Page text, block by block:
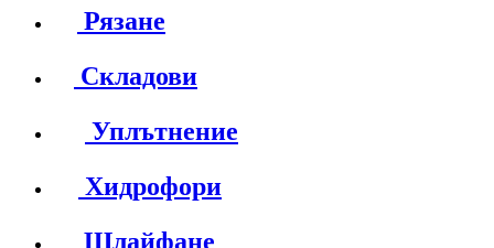
Рязане
Складови
Уплътнение
Хидрофори
Шлайфане